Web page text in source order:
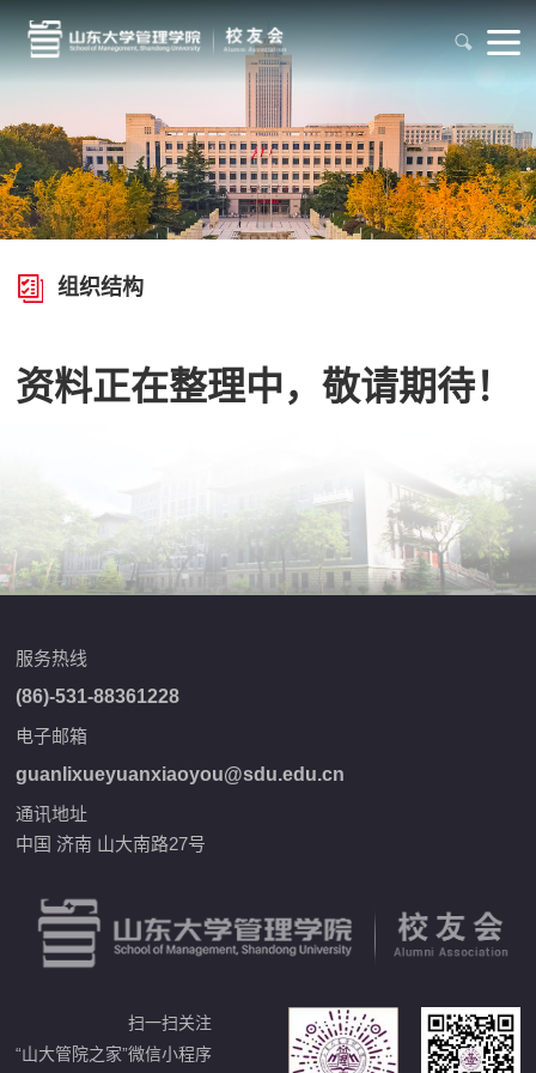
组织结构
资料正在整理中，敬请期待！
服务热线
(86)-531-88361228
电子邮箱
guanlixueyuanxiaoyou@sdu.edu.cn
通讯地址
中国 济南 山大南路27号
扫一扫关注
“山大管院之家”微信小程序